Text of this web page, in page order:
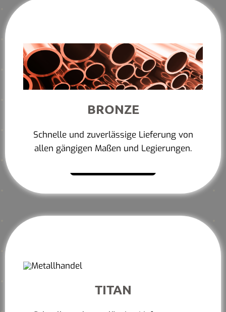
BRONZE
Schnelle und zuverlässige Lieferung von
allen gängigen Maßen und Legierungen.
TITAN